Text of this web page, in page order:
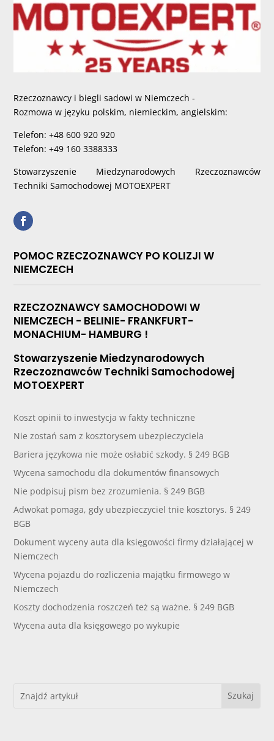
Rzeczoznawcy i biegli sadowi w Niemczech -
Rozmowa w języku polskim, niemieckim, angielskim:
Telefon: +48 600 920 920
Telefon: +49 160 3388333
Stowarzyszenie Miedzynarodowych Rzeczoznawców
Techniki Samochodowej MOTOEXPERT
POMOC RZECZOZNAWCY PO KOLIZJI W
NIEMCZECH
RZECZOZNAWCY SAMOCHODOWI W
NIEMCZECH - BELINIE- FRANKFURT-
MONACHIUM- HAMBURG !
Stowarzyszenie Miedzynarodowych
Rzeczoznawców Techniki Samochodowej
MOTOEXPERT
Koszt opinii to inwestycja w fakty techniczne
Nie zostań sam z kosztorysem ubezpieczyciela
Bariera językowa nie może osłabić szkody. § 249 BGB
Wycena samochodu dla dokumentów finansowych
Nie podpisuj pism bez zrozumienia. § 249 BGB
Adwokat pomaga, gdy ubezpieczyciel tnie kosztorys. § 249
BGB
Dokument wyceny auta dla księgowości firmy działającej w
Niemczech
Wycena pojazdu do rozliczenia majątku firmowego w
Niemczech
Koszty dochodzenia roszczeń też są ważne. § 249 BGB
Wycena auta dla księgowego po wykupie